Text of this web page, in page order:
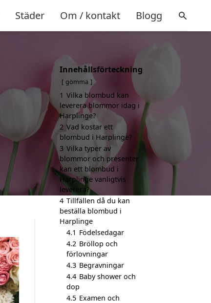
Städer Om / kontakt Blogg
Innehållsförteckning
gömma
1 Vilka blombud kan
leverera blommor idag i
Harplinge?
2 Vad kostar ett
blombud i Harplinge?
3 Vilka typer av
blommor och presenter
kan ett blombud i
Harplinge vanligtvis
leverera?
4 Tillfällen då du kan
beställa blombud i
Harplinge
4.1 Födelsedagar
4.2 Bröllop och
förlovningar
4.3 Begravningar
4.4 Baby shower och
dop
4.5 Examen och